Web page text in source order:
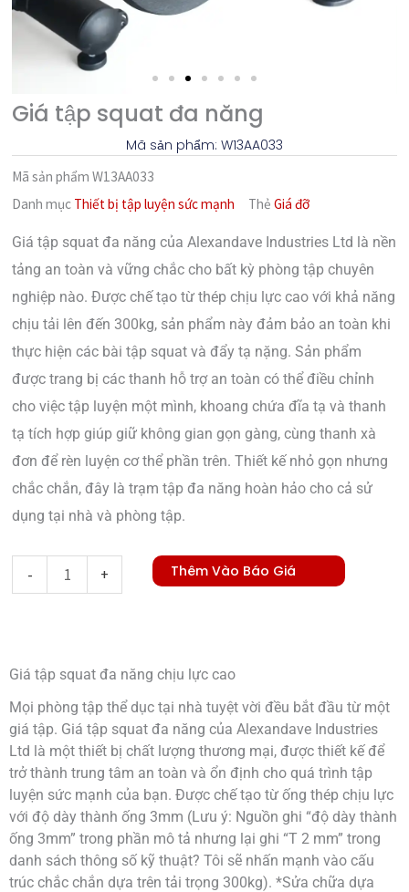
Giá tập squat đa năng
Mã sản phẩm: W13AA033
Mã sản phẩmW13AA033
Danh mục Thiết bị tập luyện sức mạnh Thẻ Giá đỡ
Giá tập squat đa năng của Alexandave Industries Ltd là nền
tảng an toàn và vững chắc cho bất kỳ phòng tập chuyên
nghiệp nào. Được chế tạo từ thép chịu lực cao với khả năng
chịu tải lên đến 300kg, sản phẩm này đảm bảo an toàn khi
thực hiện các bài tập squat và đẩy tạ nặng. Sản phẩm
được trang bị các thanh hỗ trợ an toàn có thể điều chỉnh
cho việc tập luyện một mình, khoang chứa đĩa tạ và thanh
tạ tích hợp giúp giữ không gian gọn gàng, cùng thanh xà
đơn để rèn luyện cơ thể phần trên. Thiết kế nhỏ gọn nhưng
chắc chắn, đây là trạm tập đa năng hoàn hảo cho cả sử
dụng tại nhà và phòng tập.
-
function
số
lượng
+ Thêm Vào Báo Giá
Giá tập squat đa năng chịu lực cao
Mọi phòng tập thể dục tại nhà tuyệt vời đều bắt đầu từ một
giá tập. Giá tập squat đa năng của Alexandave Industries
Ltd là một thiết bị chất lượng thương mại, được thiết kế để
trở thành trung tâm an toàn và ổn định cho quá trình tập
luyện sức mạnh của bạn. Được chế tạo từ ống thép chịu lực
với độ dày thành ống 3mm (Lưu ý: Nguồn ghi “độ dày thành
ống 3mm” trong phần mô tả nhưng lại ghi “T 2 mm” trong
danh sách thông số kỹ thuật? Tôi sẽ nhấn mạnh vào cấu
trúc chắc chắn dựa trên tải trọng 300kg). *Sửa chữa dựa